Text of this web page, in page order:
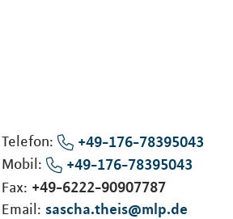
Telefon:
+49-176-78395043
Mobil:
+49-176-78395043
Fax: +49-6222-90907787
Email: sascha.theis@mlp.de